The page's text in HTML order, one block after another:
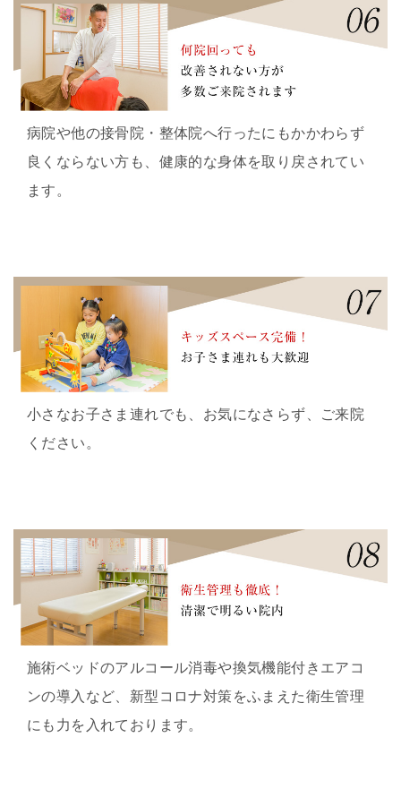
病院や他の接骨院・整体院へ行ったにもかかわらず
良くならない方も、健康的な身体を取り戻されてい
ます。
小さなお子さま連れでも、お気になさらず、ご来院
ください。
施術ベッドのアルコール消毒や換気機能付きエアコ
ンの導入など、新型コロナ対策をふまえた衛生管理
にも力を入れております。